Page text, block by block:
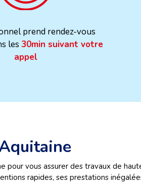
prend rendez-vous
les 30min suivant votre
appel
vous assurer des travaux de
rapides, ses prestations